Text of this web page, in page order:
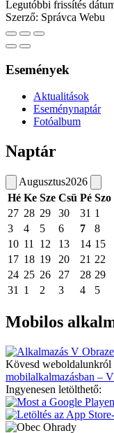
Legutóbbi frissítés
Szerző: Správca Webu
Események
Aktualitások
Eseménynaptár
Fotóalbum
Naptár
Augusztus2026
Hé Ke Sze Csü Pé Szo
27 28 29 30 31 1
3
4 5 6 7 8
10 11 12 13 14 15
17 18 19 20 21 22
24 25 26 27 28 29
31
1 2 3 4 5
Mobilos
Kövesd weboldalunkról
mobilalkalmazásban –
Ingyenesen letölthető: